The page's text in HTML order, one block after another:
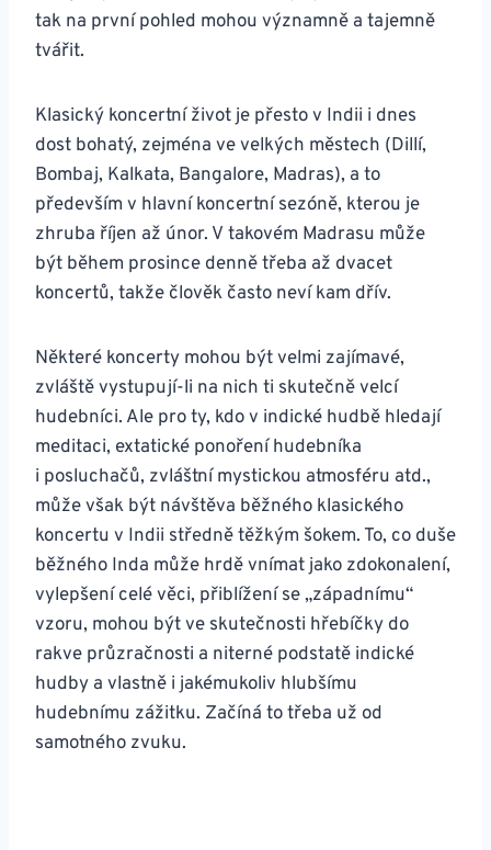
tak na první pohled mohou významně a tajemně
tvářit.
Klasický koncertní život je přesto v Indii i dnes
dost bohatý, zejména ve velkých městech (Dillí,
Bombaj, Kalkata, Bangalore, Madras), a to
především v hlavní koncertní sezóně, kterou je
zhruba říjen až únor. V takovém Madrasu může
být během prosince denně třeba až dvacet
koncertů, takže člověk často neví kam dřív.
Některé koncerty mohou být velmi zajímavé,
zvláště vystupují-li na nich ti skutečně velcí
hudebníci. Ale pro ty, kdo v indické hudbě hledají
meditaci, extatické ponoření hudebníka
i posluchačů, zvláštní mystickou atmosféru atd.,
může však být návštěva běžného klasického
koncertu v Indii středně těžkým šokem. To, co duše
běžného Inda může hrdě vnímat jako zdokonalení,
vylepšení celé věci, přiblížení se „západnímu“
vzoru, mohou být ve skutečnosti hřebíčky do
rakve průzračnosti a niterné podstatě indické
hudby a vlastně i jakémukoliv hlubšímu
hudebnímu zážitku. Začíná to třeba už od
samotného zvuku.